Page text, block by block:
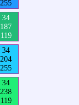
255
34
187
119
34
204
255
34
238
119